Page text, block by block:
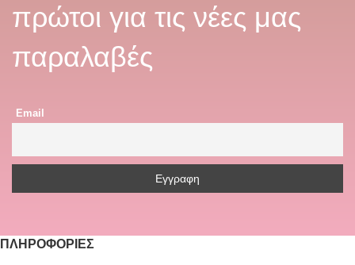
πρώτοι για τις νέες μας
παραλαβές
Email
ΠΛΗΡΟΦΟΡΊΕΣ